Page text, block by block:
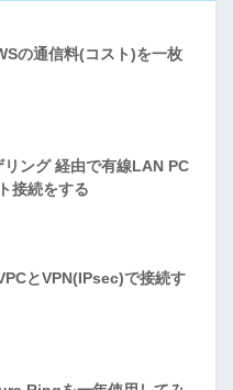
の通信料(コスト)を一枚
ング 経由で有線LAN PC
接続をする
とVPN(IPsec)で接続す